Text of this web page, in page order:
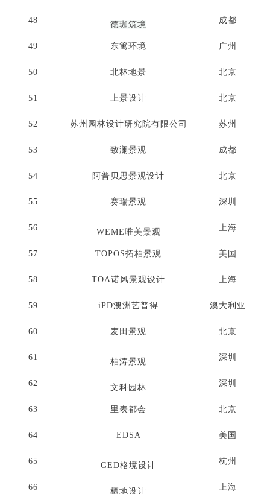
48 德珈筑境 成都
49 东篱环境 广州
50 北林地景 北京
51 上景设计 北京
52 苏州园林设计研究院有限公司 苏州
53 致澜景观 成都
54 阿普贝思景观设计 北京
55 赛瑞景观 深圳
56 WEME唯美景观 上海
57 TOPOS拓柏景观 美国
58 TOA诺风景观设计 上海
59 iPD澳洲艺普得 澳大利亚
60 麦田景观 北京
61 柏涛景观 深圳
62 文科园林 深圳
63 里表都会 北京
64 EDSA 美国
65 GED格境设计 杭州
66 栖地设计 上海